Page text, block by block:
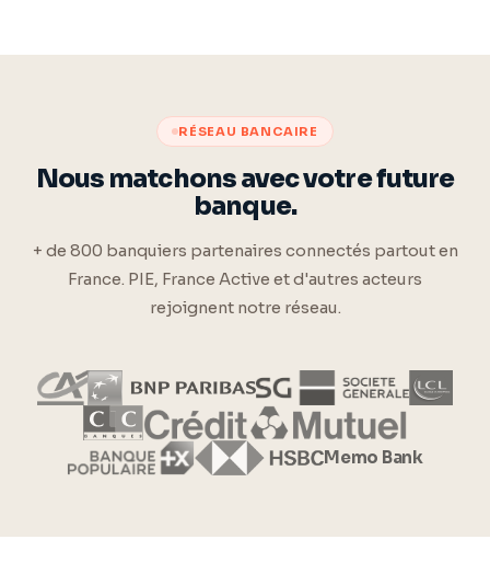
RÉSEAU BANCAIRE
Nous matchons avec votre future
banque.
+ de 800 banquiers partenaires connectés partout en
France. PIE, France Active et d'autres acteurs
rejoignent notre réseau.
Memo Bank